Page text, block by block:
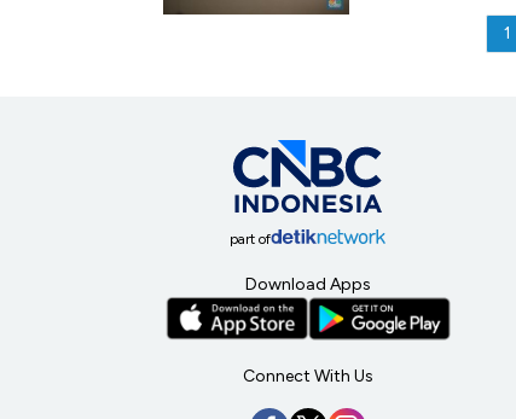
1
part of
Download Apps
Connect With Us